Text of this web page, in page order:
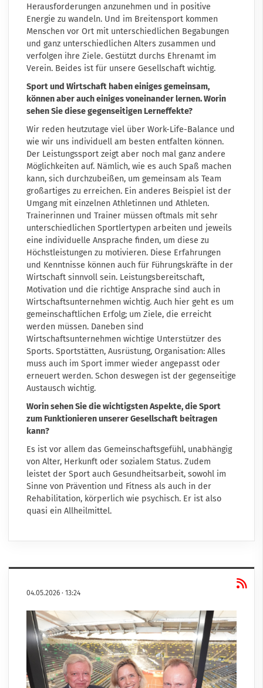
Herausforderungen anzunehmen und in positive
Energie zu wandeln. Und im Breitensport kommen
Menschen vor Ort mit unterschiedlichen Begabungen
und ganz unterschiedlichen Alters zusammen und
verfolgen ihre Ziele. Gestützt durchs Ehrenamt im
Verein. Beides ist für unsere Gesellschaft wichtig.
Sport und Wirtschaft haben einiges gemeinsam,
können aber auch einiges voneinander lernen. Worin
sehen Sie diese gegenseitigen Lerneffekte?
Wir reden heutzutage viel über Work-Life-Balance und
wie wir uns individuell am besten entfalten können.
Der Leistungssport zeigt aber noch mal ganz andere
Möglichkeiten auf. Nämlich, wie es auch Spaß machen
kann, sich durchzubeißen, um gemeinsam als Team
großartiges zu erreichen. Ein anderes Beispiel ist der
Umgang mit einzelnen Athletinnen und Athleten.
Trainerinnen und Trainer müssen oftmals mit sehr
unterschiedlichen Sportlertypen arbeiten und jeweils
eine individuelle Ansprache finden, um diese zu
Höchstleistungen zu motivieren. Diese Erfahrungen
und Kenntnisse können auch für Führungskräfte in der
Wirtschaft sinnvoll sein. Leistungsbereitschaft,
Motivation und die richtige Ansprache sind auch in
Wirtschaftsunternehmen wichtig. Auch hier geht es um
gemeinschaftlichen Erfolg; um Ziele, die erreicht
werden müssen. Daneben sind
Wirtschaftsunternehmen wichtige Unterstützer des
Sports. Sportstätten, Ausrüstung, Organisation: Alles
muss auch im Sport immer wieder angepasst oder
erneuert werden. Schon deswegen ist der gegenseitige
Austausch wichtig.
Worin sehen Sie die wichtigsten Aspekte, die Sport
zum Funktionieren unserer Gesellschaft beitragen
kann?
Es ist vor allem das Gemeinschaftsgefühl, unabhängig
von Alter, Herkunft oder sozialem Status. Zudem
leistet der Sport auch Gesundheitsarbeit, sowohl im
Sinne von Prävention und Fitness als auch in der
Rehabilitation, körperlich wie psychisch. Er ist also
quasi ein Allheilmittel.
04.05.2026 · 13:24